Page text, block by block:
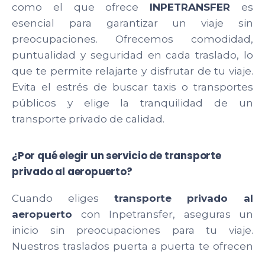
como el que ofrece INPETRANSFER es
esencial para garantizar un viaje sin
preocupaciones. Ofrecemos comodidad,
puntualidad y seguridad en cada traslado, lo
que te permite relajarte y disfrutar de tu viaje.
Evita el estrés de buscar taxis o transportes
públicos y elige la tranquilidad de un
transporte privado de calidad.
¿Por qué elegir un servicio de transporte
privado al aeropuerto?
Cuando eliges transporte privado al
aeropuerto con Inpetransfer, aseguras un
inicio sin preocupaciones para tu viaje.
Nuestros traslados puerta a puerta te ofrecen